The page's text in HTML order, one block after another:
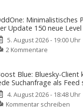
ist
da:
Apple
Jetzt
laden
und
Minimalistisches
Update 150 neue Level
5. August 2026 - 19:00 Uhr
2 Kommentare
Puzzle
erhält
per
Update
Blue: Bluesky-Client
Suchanfrage als Feed
4. August 2026 - 18:48 Uhr
Kommentar schreiben